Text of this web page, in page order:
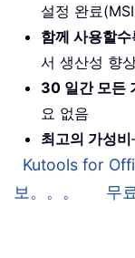
설정 완료
함께 사용할
서 생산성 향
30 일간 모든
요 없음
최고의 가성비
Kutools for
보。。。
무